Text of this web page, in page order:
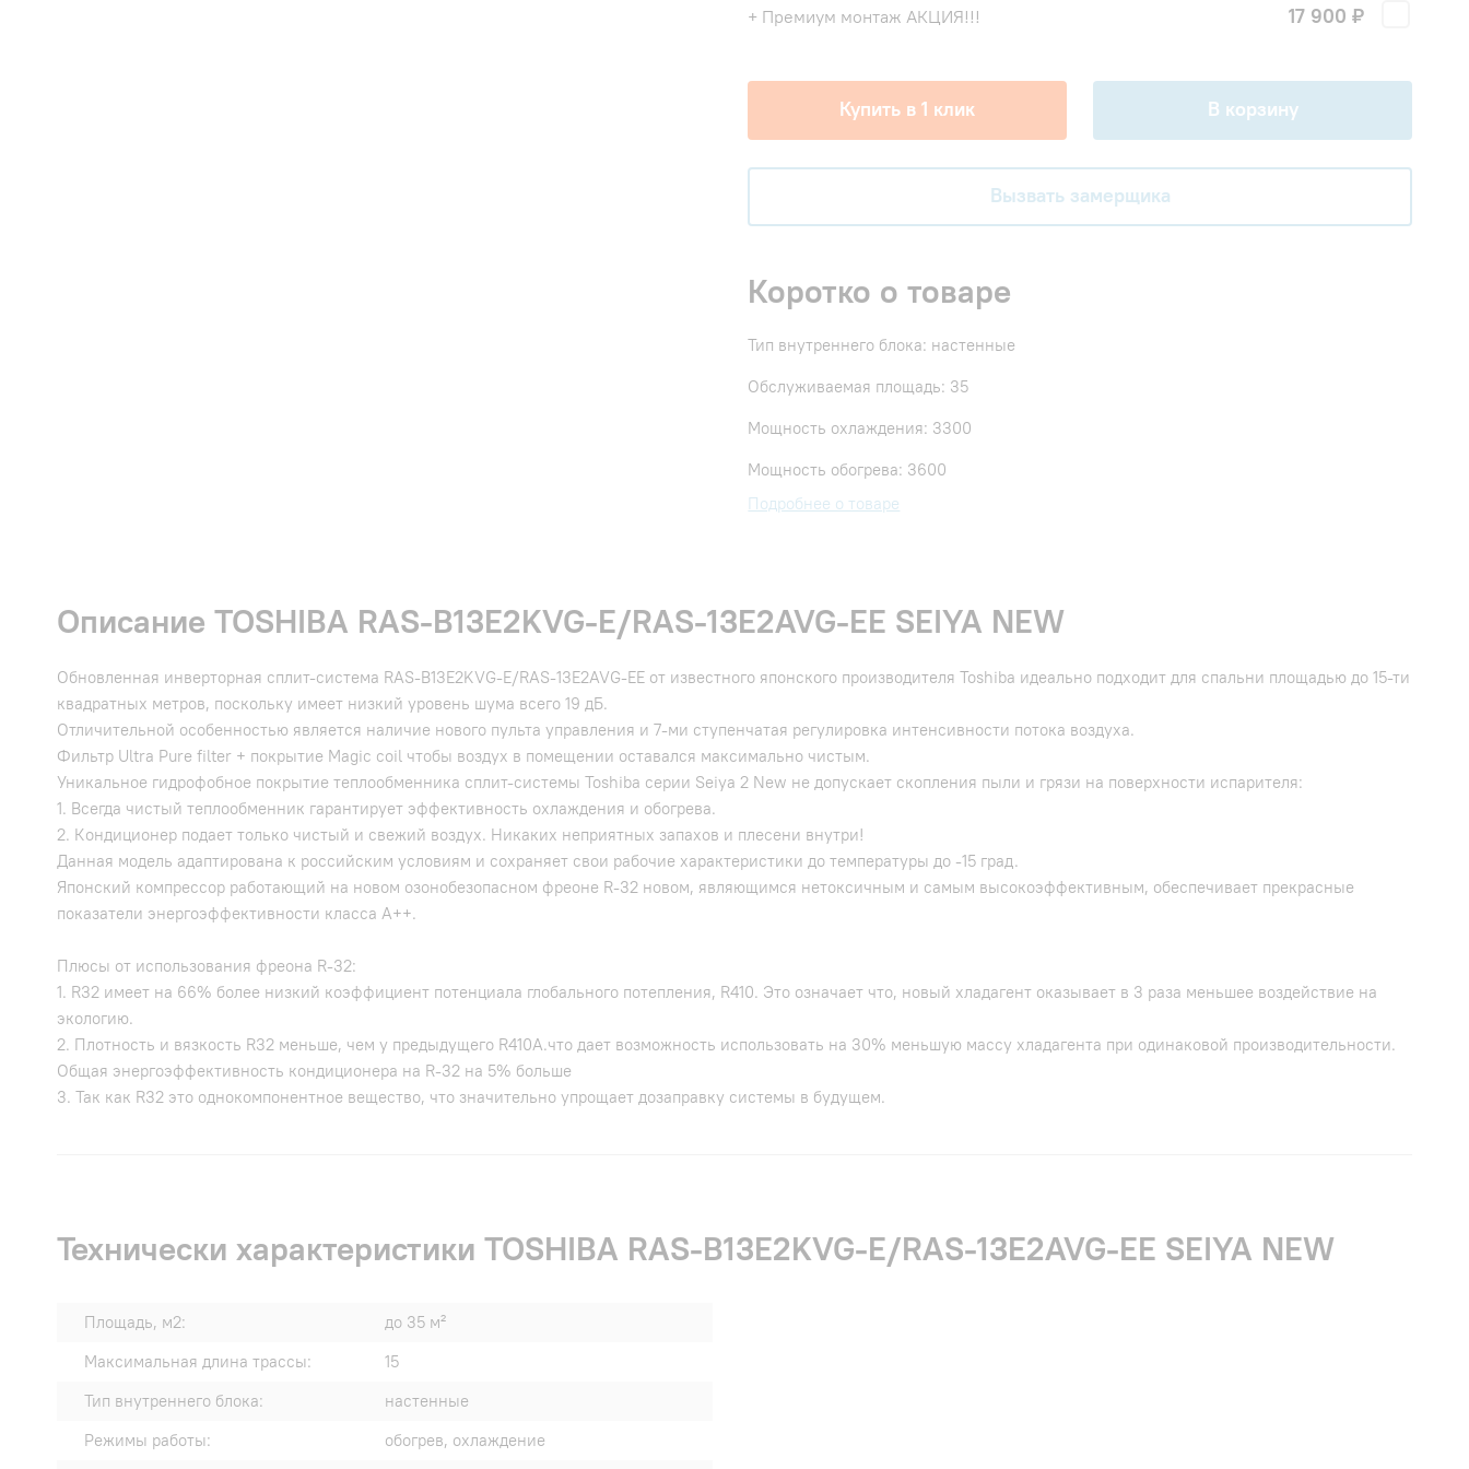
+ Премиум монтаж АКЦИЯ!!! 17 900 ₽
Купить в 1 клик В корзину
Вызвать замерщика
Коротко о товаре
Тип внутреннего блока: настенные
Обслуживаемая площадь: 35
Мощность охлаждения: 3300
Мощность обогрева: 3600
Подробнее о товаре
Описание TOSHIBA RAS-B13E2KVG-E/RAS-13E2AVG-EE SEIYA NEW
Обновленная инверторная сплит-система RAS-B13E2KVG-E/RAS-13E2AVG-EE от известного японского производителя Toshiba идеально подходит для спальни площадью до 15-ти
квадратных метров, поскольку имеет низкий уровень шума всего 19 дБ.
Отличительной особенностью является наличие нового пульта управления и 7-ми ступенчатая регулировка интенсивности потока воздуха.
Фильтр Ultra Pure filter + покрытие Magic coil чтобы воздух в помещении оставался максимально чистым.
Уникальное гидрофобное покрытие теплообменника сплит-системы Toshiba серии Seiya 2 New не допускает скопления пыли и грязи на поверхности испарителя:
1. Всегда чистый теплообменник гарантирует эффективность охлаждения и обогрева.
2. Кондиционер подает только чистый и свежий воздух. Никаких неприятных запахов и плесени внутри!
Данная модель адаптирована к российским условиям и сохраняет свои рабочие характеристики до температуры до -15 град.
Японский компрессор работающий на новом озонобезопасном фреоне R-32 новом, являющимся нетоксичным и самым высокоэффективным, обеспечивает прекрасные
показатели энергоэффективности класса А++.
Плюсы от использования фреона R-32:
1. R32 имеет на 66% более низкий коэффициент потенциала глобального потепления, R410. Это означает что, новый хладагент оказывает в 3 раза меньшее воздействие на
экологию.
2. Плотность и вязкость R32 меньше, чем у предыдущего R410A.что дает возможность использовать на 30% меньшую массу хладагента при одинаковой производительности.
Общая энергоэффективность кондиционера на R-32 на 5% больше
3. Так как R32 это однокомпонентное вещество, что значительно упрощает дозаправку системы в будущем.
Технически характеристики TOSHIBA RAS-B13E2KVG-E/RAS-13E2AVG-EE SEIYA NEW
Площадь, м2:
до 35 м²
Максимальная длина трассы:
15
Тип внутреннего блока:
настенные
Режимы работы:
обогрев, охлаждение